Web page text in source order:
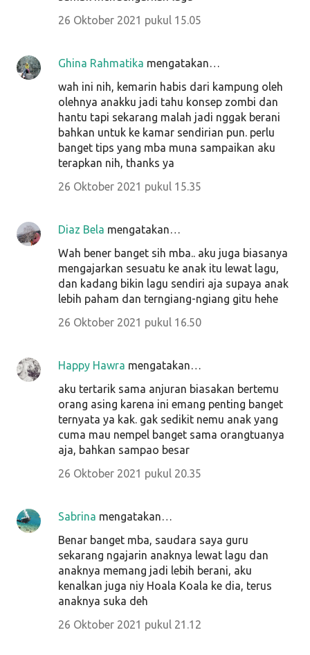
26 Oktober 2021 pukul 15.05
Ghina Rahmatika mengatakan…
wah ini nih, kemarin habis dari kampung oleh
olehnya anakku jadi tahu konsep zombi dan
hantu tapi sekarang malah jadi nggak berani
bahkan untuk ke kamar sendirian pun. perlu
banget tips yang mba muna sampaikan aku
terapkan nih, thanks ya
26 Oktober 2021 pukul 15.35
Diaz Bela mengatakan…
Wah bener banget sih mba.. aku juga biasanya
mengajarkan sesuatu ke anak itu lewat lagu,
dan kadang bikin lagu sendiri aja supaya anak
lebih paham dan terngiang-ngiang gitu hehe
26 Oktober 2021 pukul 16.50
Happy Hawra mengatakan…
aku tertarik sama anjuran biasakan bertemu
orang asing karena ini emang penting banget
ternyata ya kak. gak sedikit nemu anak yang
cuma mau nempel banget sama orangtuanya
aja, bahkan sampao besar
26 Oktober 2021 pukul 20.35
Sabrina mengatakan…
Benar banget mba, saudara saya guru
sekarang ngajarin anaknya lewat lagu dan
anaknya memang jadi lebih berani, aku
kenalkan juga niy Hoala Koala ke dia, terus
anaknya suka deh
26 Oktober 2021 pukul 21.12